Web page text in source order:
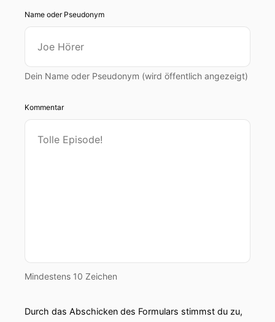
Name oder Pseudonym
Dein Name oder Pseudonym (wird öffentlich angezeigt)
Kommentar
Mindestens 10 Zeichen
Durch das Abschicken des Formulars stimmst du zu,